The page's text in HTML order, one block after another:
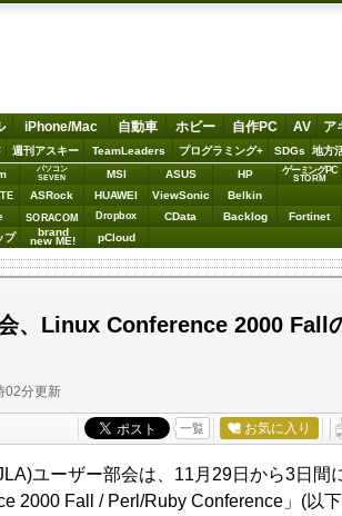
iPhone/Mac 自動車 ホビー 自作PC AV ア
週刊アスキー TeamLeaders プログラミング+ SDGs 地方
パソコン
SEVEN
MSI ASUS HP ゲーミングPC
STORM
ASRock HUAWEI ViewSonic Belkin
SORACOM Dropbox CData Backlog Fortinet
プ brand
new ME! pCloud
、Linux Conference 2000 Fall
02分更新
一覧 お気に入り
ユーザー部会は、11月29日から3日間
2000 Fall / Perl/Ruby Conference」(以